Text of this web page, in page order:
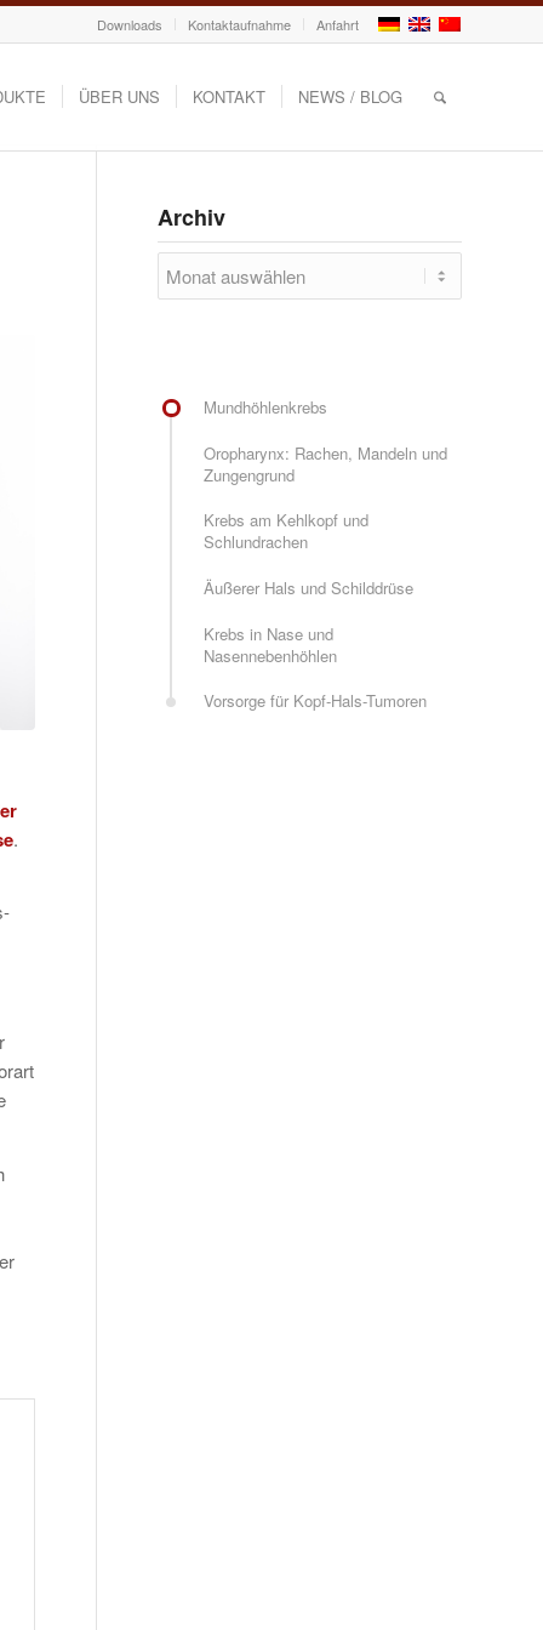
Downloads Kontaktaufnahme Anfahrt
ÜBER UNS KONTAKT NEWS / BLOG
.
Archiv
Mundhöhlenkrebs
Oropharynx: Rachen, Mandeln und
Zungengrund
Krebs am Kehlkopf und
Schlundrachen
Äußerer Hals und Schilddrüse
Krebs in Nase und
Nasennebenhöhlen
Vorsorge für Kopf-Hals-Tumoren